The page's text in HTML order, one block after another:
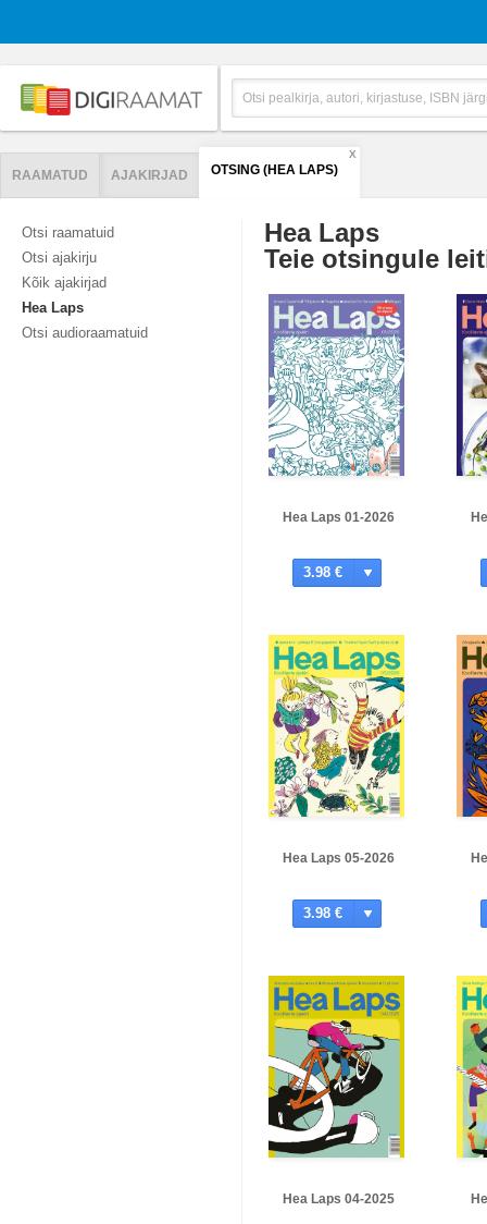
RAAMATUD AJAKIRJAD OTSING (HEA LAPS)
X
Otsi raamatuid
Otsi ajakirju
Kõik ajakirjad
Hea Laps
Otsi audioraamatuid
Hea Laps
Teie otsingule
Hea Laps 01-2026
3.98 €
Hea Laps 05-2026
3.98 €
Hea Laps 04-2025